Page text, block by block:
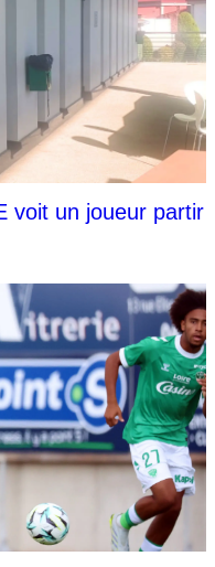
voit un joueur partir